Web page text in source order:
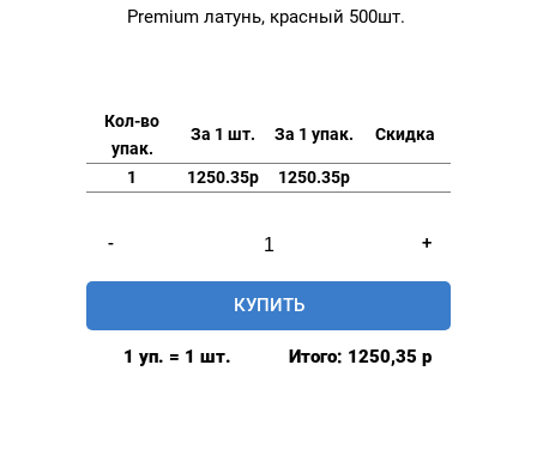
Premium латунь, красный 500шт.
Кол-во
упак.
За 1 шт. За 1 упак. Скидка
1 1250.35р 1250.35р
-
товара
Люверсы
глянцевые
+
КУПИТЬ
1 уп. = 1 шт. Итого: 1250,35 р